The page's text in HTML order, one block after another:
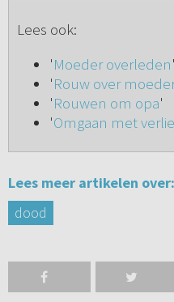
Lees ook:
'Moeder overleden'
'Rouw over
'Rouwen om opa'
'Omgaan met
Lees meer artikelen over:
dood